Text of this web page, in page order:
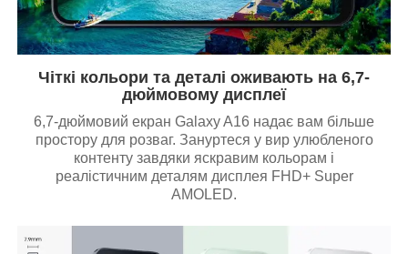
Чіткі кольори та деталі оживають на 6,7-
дюймовому дисплеї
6,7-дюймовий екран Galaxy A16 надає вам більше
простору для розваг. Зануртеся у вир улюбленого
контенту завдяки яскравим кольорам і
реалістичним деталям дисплея FHD+ Super
AMOLED.